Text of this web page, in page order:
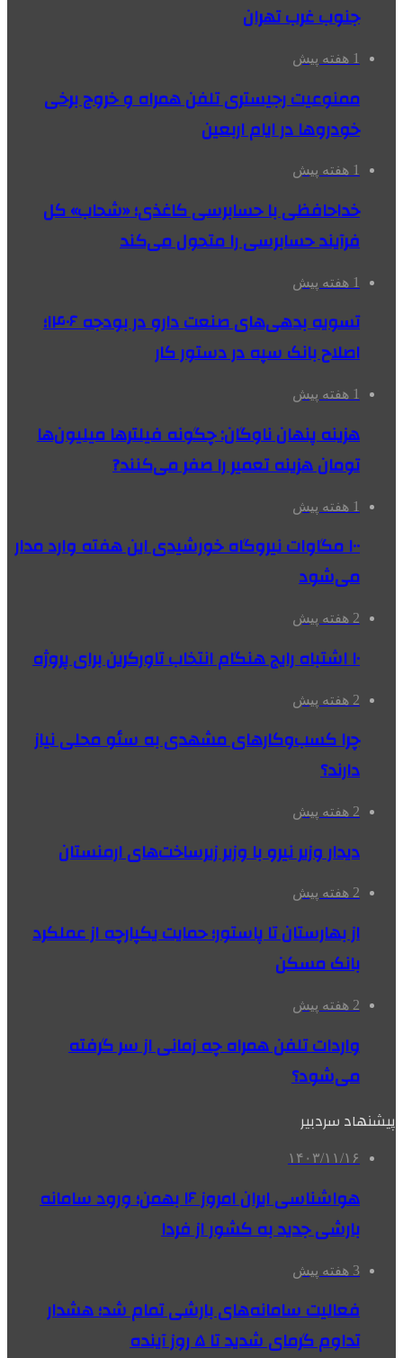
جنوب غرب تهران
1 هفته پیش
ممنوعیت رجیستری تلفن همراه و خروج برخی
خودروها در ایام اربعین
1 هفته پیش
خداحافظی با حسابرسی کاغذی؛ «شحاب» کل
فرآیند حسابرسی را متحول می‌کند
1 هفته پیش
تسویه بدهی‌های صنعت دارو در بودجه ۱۴۰۶؛
اصلاح بانک سپه در دستور کار
1 هفته پیش
هزینه پنهان ناوگان: چگونه فیلترها میلیون‌ها
تومان هزینه تعمیر را صفر می‌کنند?
1 هفته پیش
۱۰۰ مگاوات نیروگاه‌ خورشیدی این هفته وارد مدار
می‌شود
2 هفته پیش
۱۰ اشتباه رایج هنگام انتخاب تاورکرین برای پروژه
2 هفته پیش
چرا کسب‌وکارهای مشهدی به سئو محلی نیاز
دارند؟
2 هفته پیش
دیدار وزیر نیرو با وزیر زیرساخت‌های ارمنستان
2 هفته پیش
از بهارستان تا پاستور؛ حمایت یکپارچه از عملکرد
بانک مسکن
2 هفته پیش
واردات تلفن همراه چه زمانی از سر گرفته
می‌شود؟
پیشنهاد سردبیر
۱۴۰۳/۱۱/۱۶
هواشناسی ایران امروز ۱۶ بهمن؛ ورود سامانه
بارشی جدید به کشور از فردا
3 هفته پیش
فعالیت سامانه‌های بارشی تمام شد؛ هشدار
تداوم گرمای شدید تا ۵ روز آینده